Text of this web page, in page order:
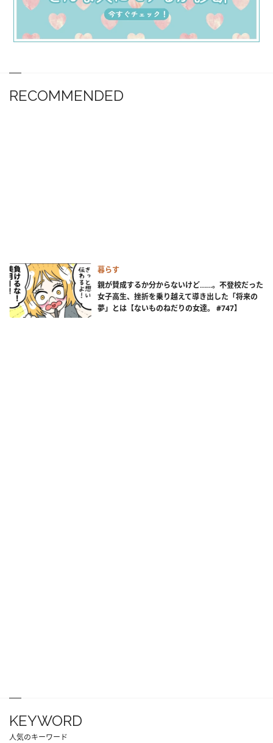
RECOMMENDED
暮らす
親が賛成するか分からないけど……。不登校だった
女子高生、挫折を乗り越えて導き出した「将来の
夢」とは【ないものねだりの女達。 #747】
KEYWORD
人気のキーワード